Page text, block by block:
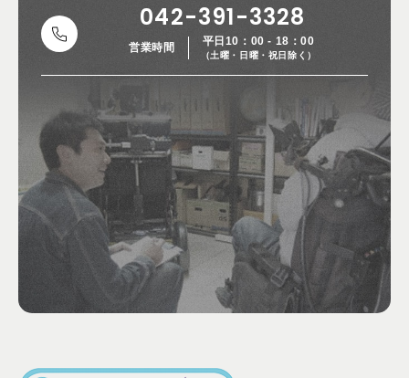
042-391-3328
営業時間
平日10：00 - 18：00
（土曜・日曜・祝日除く）